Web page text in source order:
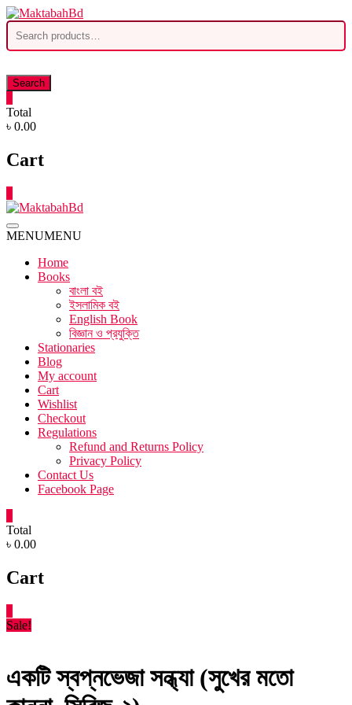
Skip
to
content
Search
for:
Search
Total
৳ 0.00
Cart
MENUMENU
Home
Books
বাংলা বই
ইসলামিক বই
English Book
বিজ্ঞান ও প্রযুক্তি
Stationaries
Blog
My account
Cart
Wishlist
Checkout
Regulations
Refund and Returns Policy
Privacy Policy
Contact Us
Facebook Page
Total
৳ 0.00
Cart
Sale!
একটি স্বপ্নভেজা সন্ধ্যা (সুখের মতো